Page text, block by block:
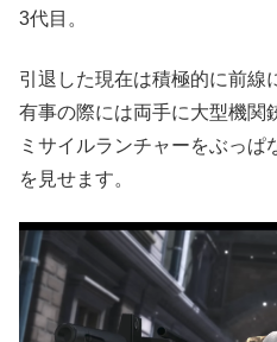
3代目。
引退した現在は積極的に前線
有事の際には両手に大型機関
ミサイルランチャーをぶっぱ
を見せます。